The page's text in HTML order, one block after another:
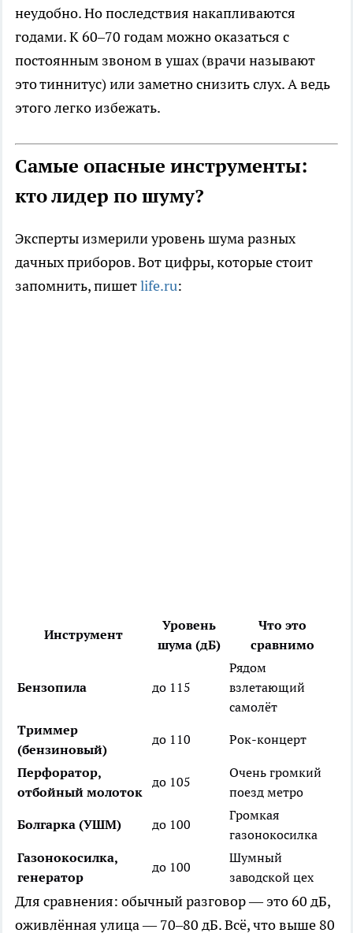
неудобно. Но последствия накапливаются
годами. К 60–70 годам можно оказаться с
постоянным звоном в ушах (врачи называют
это тиннитус) или заметно снизить слух. А ведь
этого легко избежать.
Самые опасные инструменты:
кто лидер по шуму?
Эксперты измерили уровень шума разных
дачных приборов. Вот цифры, которые стоит
запомнить, пишетlife.ru:
Инструмент
Уровень
шума (дБ)
Что это
сравнимо
Бензопила до 115
Рядом
взлетающий
самолёт
Триммер
(бензиновый)
до 110 Рок-концерт
Перфоратор,
отбойный молоток
до 105
Очень громкий
поезд метро
Болгарка (УШМ) до 100
Громкая
газонокосилка
Газонокосилка,
генератор
до 100
Шумный
заводской цех
Для сравнения: обычный разговор — это 60 дБ,
оживлённая улица — 70–80 дБ. Всё, что выше 80